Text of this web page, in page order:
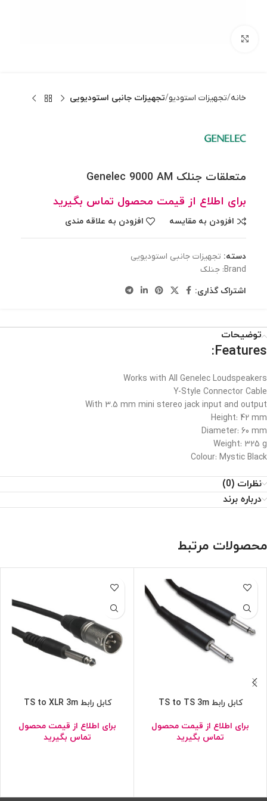
خانه تجهیزات استودیو تجهیزات جانبی استودیویی
متعلقات جنلک Genelec 9000 AM
برای اطلاع از قیمت محصول تماس بگیرید
افزودن به مقایسه افزودن به علاقه مندی
دسته: تجهیزات جانبی استودیویی
Brand: جنلک
اشتراک گذاری:
توضیحات
Features:
Works with All Genelec Loudspeakers
Y-Style Connector Cable
With 3.5 mm mini stereo jack input and output
Height: 42 mm
Diameter: 60 mm
Weight: 325 g
Colour: Mystic Black
نظرات (0)
درباره برند
محصولات مرتبط
کابل رابط TS to TS 3m
برای اطلاع از قیمت محصول
تماس بگیرید
کابل رابط TS to XLR 3m
برای اطلاع از قیمت محصول
تماس بگیرید